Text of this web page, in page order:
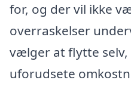
for, og der vil ikke
overraskelser
vælger at flytte selv,
uforudsete